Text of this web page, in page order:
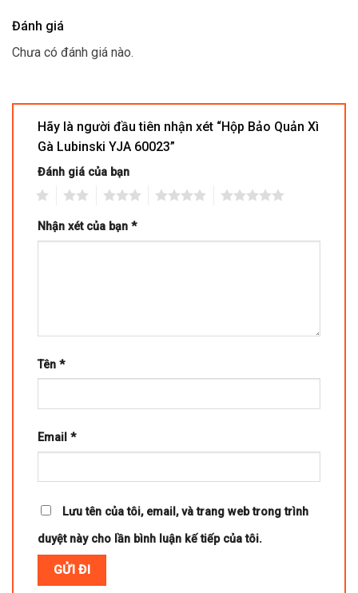
Đánh giá
Chưa có đánh giá nào.
Hãy là người đầu tiên nhận xét “Hộp Bảo Quản Xì
Gà Lubinski YJA 60023”
Đánh giá của bạn
Nhận xét của bạn *
Tên *
Email *
Lưu tên của tôi, email, và trang web trong trình
duyệt này cho lần bình luận kế tiếp của tôi.